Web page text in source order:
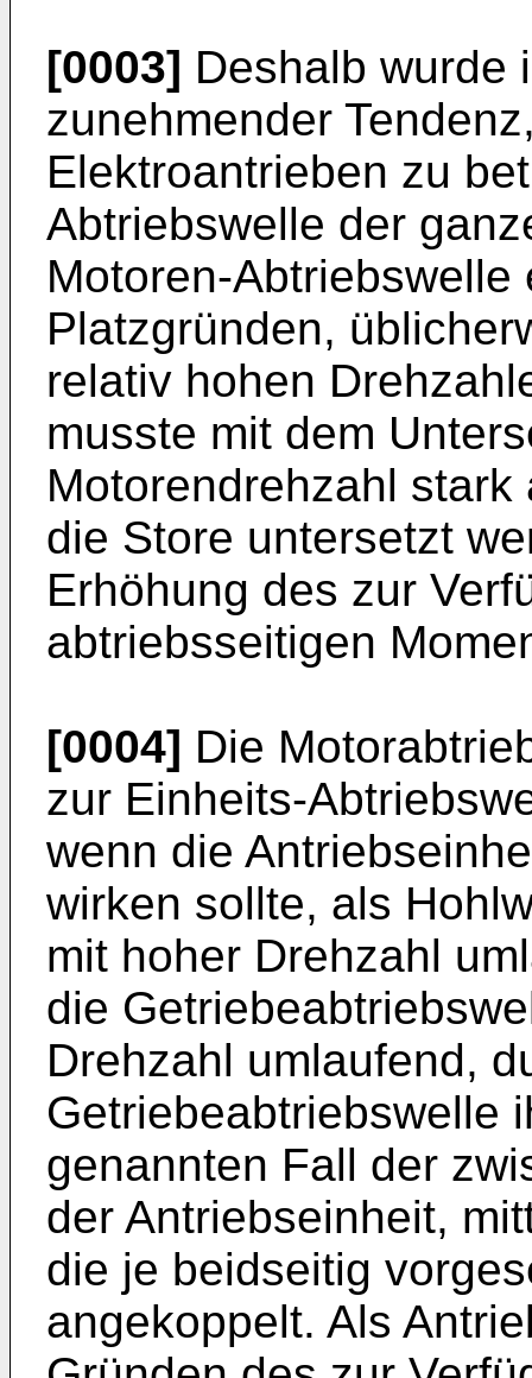
[0003] Deshalb wurde
zunehmender
Elektroantrieben zu
Abtriebswelle der
Motoren-
Platzgründen,
relativ hohen
musste mit dem
Motorendrehzahl
die Store untersetzt
Erhöhung des zur
abtriebsseitigen
[0004] Die
zur Einheits-
wenn die
wirken sollte, als
mit hoher Drehzahl
die
Drehzahl umlaufend,
Getriebeabtriebswelle
genannten Fall der
der Antriebseinheit,
die je beidseitig
angekoppelt. Als